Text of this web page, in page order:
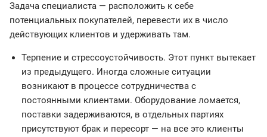
Задача специалиста — расположить к себе
потенциальных покупателей, перевести их в число
действующих клиентов и удерживать там.
Терпение и стрессоустойчивость. Этот пункт вытекает
из предыдущего. Иногда сложные ситуации
возникают в процессе сотрудничества с
постоянными клиентами. Оборудование ломается,
поставки задерживаются, в отдельных партиях
присутствуют брак и пересорт — на все это клиенты